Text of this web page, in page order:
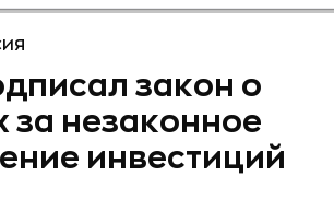
закон о
за незаконное
инвестиций